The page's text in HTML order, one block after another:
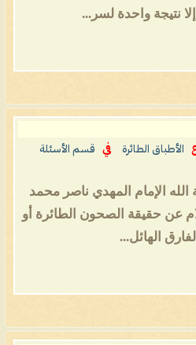
نتيجة واحدة لسر...
الأطباق الطائرة في
قسم الأسئلة
الله الإمام المهدي ناصر محمد
عن حقيقة الصحون الطائرة أو
الهائل...